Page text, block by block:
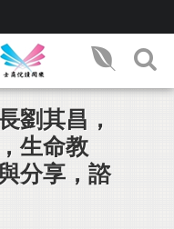
劉其昌，
生命教
分享，諮